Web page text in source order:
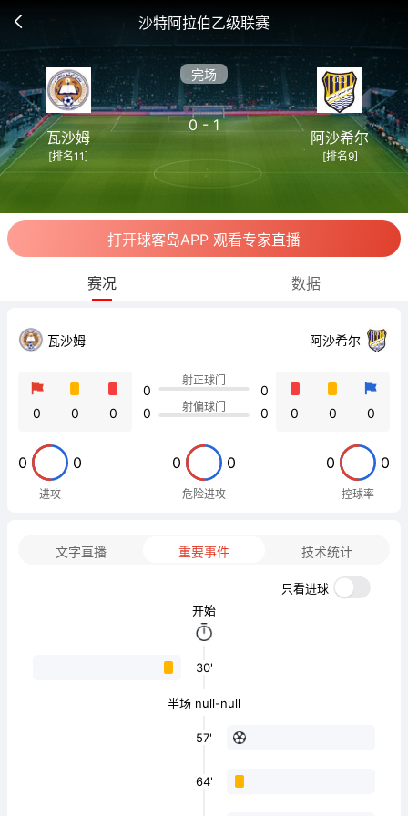
沙特阿拉伯乙级联赛
瓦沙姆
[排名11]
完场
0 - 1
阿沙希尔
[排名9]
打开球客岛APP 观看专家直播
赛况 数据
瓦沙姆 阿沙希尔
0 0 0
0
0
射正球门
射偏球门
0
0
0 0 0
0 0
进攻
0 0
危险进攻
0 0
控球率
文字直播 重要事件 技术统计
只看进球
开始
30'
半场 null-null
57'
64'